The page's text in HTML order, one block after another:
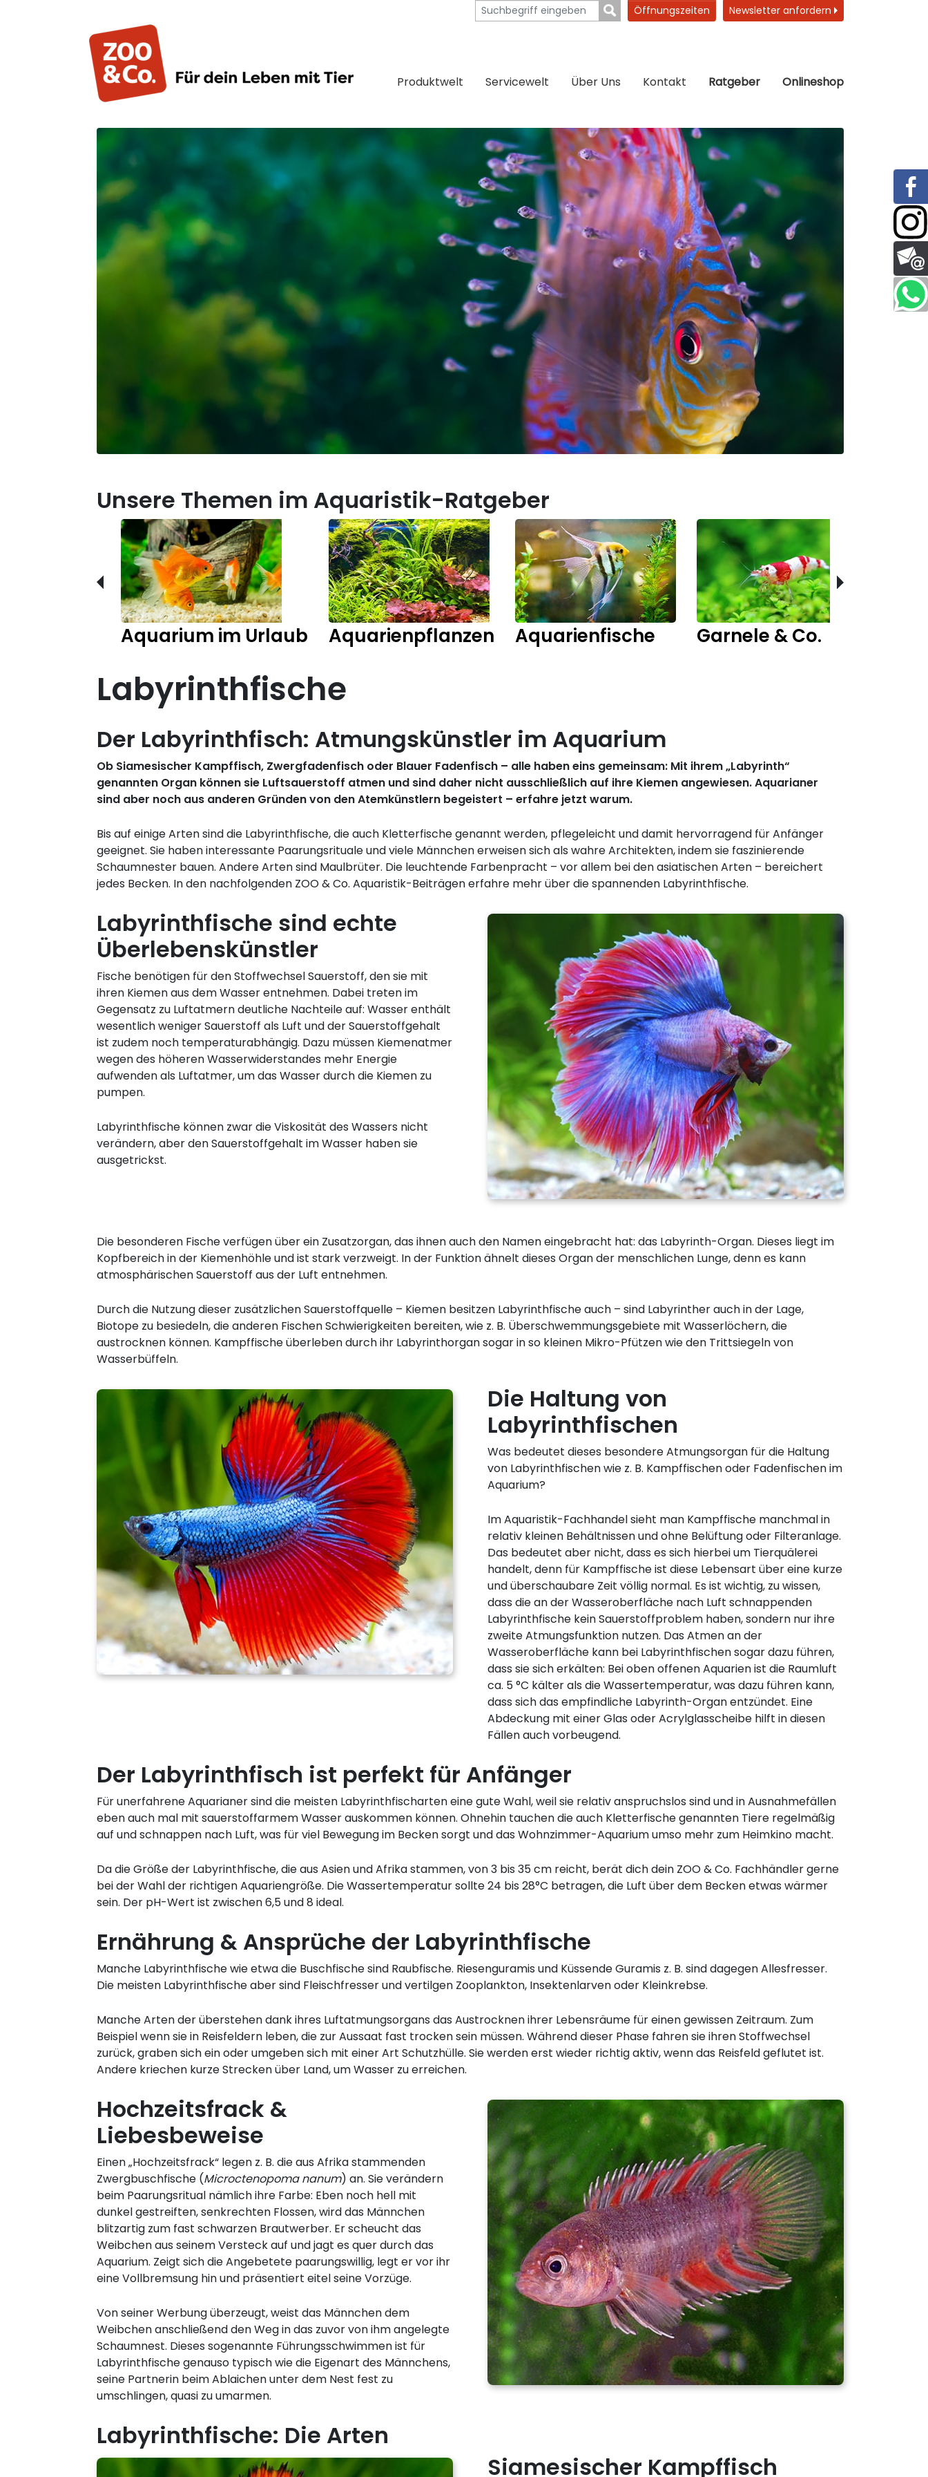
Öffnungszeiten Newsletter anfordern
Produktwelt Servicewelt Über Uns Kontakt Ratgeber Onlineshop
Unsere Themen im Aquaristik-Ratgeber
Aquarium im Urlaub Aquarienpflanzen Aquarienfische Garnele & Co.
Labyrinthfische
Der Labyrinthfisch: Atmungskünstler im Aquarium
Ob Siamesischer Kampffisch, Zwergfadenfisch oder Blauer Fadenfisch – alle haben eins gemeinsam: Mit ihrem „Labyrinth“
genannten Organ können sie Luftsauerstoff atmen und sind daher nicht ausschließlich auf ihre Kiemen angewiesen. Aquarianer
sind aber noch aus anderen Gründen von den Atemkünstlern begeistert – erfahre jetzt warum.
Bis auf einige Arten sind die Labyrinthfische, die auch Kletterfische genannt werden, pflegeleicht und damit hervorragend für Anfänger
geeignet. Sie haben interessante Paarungsrituale und viele Männchen erweisen sich als wahre Architekten, indem sie faszinierende
Schaumnester bauen. Andere Arten sind Maulbrüter. Die leuchtende Farbenpracht – vor allem bei den asiatischen Arten – bereichert
jedes Becken. In den nachfolgenden ZOO & Co. Aquaristik-Beiträgen erfahre mehr über die spannenden Labyrinthfische.
Labyrinthfische sind echte
Überlebenskünstler
Fische benötigen für den Stoffwechsel Sauerstoff, den sie mit
ihren Kiemen aus dem Wasser entnehmen. Dabei treten im
Gegensatz zu Luftatmern deutliche Nachteile auf: Wasser enthält
wesentlich weniger Sauerstoff als Luft und der Sauerstoffgehalt
ist zudem noch temperaturabhängig. Dazu müssen Kiemenatmer
wegen des höheren Wasserwiderstandes mehr Energie
aufwenden als Luftatmer, um das Wasser durch die Kiemen zu
pumpen.
Labyrinthfische können zwar die Viskosität des Wassers nicht
verändern, aber den Sauerstoffgehalt im Wasser haben sie
ausgetrickst.
Die besonderen Fische verfügen über ein Zusatzorgan, das ihnen auch den Namen eingebracht hat: das Labyrinth-Organ. Dieses liegt im
Kopfbereich in der Kiemenhöhle und ist stark verzweigt. In der Funktion ähnelt dieses Organ der menschlichen Lunge, denn es kann
atmosphärischen Sauerstoff aus der Luft entnehmen.
Durch die Nutzung dieser zusätzlichen Sauerstoffquelle – Kiemen besitzen Labyrinthfische auch – sind Labyrinther auch in der Lage,
Biotope zu besiedeln, die anderen Fischen Schwierigkeiten bereiten, wie z. B. Überschwemmungsgebiete mit Wasserlöchern, die
austrocknen können. Kampffische überleben durch ihr Labyrinthorgan sogar in so kleinen Mikro-Pfützen wie den Trittsiegeln von
Wasserbüffeln.
Die Haltung von
Labyrinthfischen
Was bedeutet dieses besondere Atmungsorgan für die Haltung
von Labyrinthfischen wie z. B. Kampffischen oder Fadenfischen im
Aquarium?
Im Aquaristik-Fachhandel sieht man Kampffische manchmal in
relativ kleinen Behältnissen und ohne Belüftung oder Filteranlage.
Das bedeutet aber nicht, dass es sich hierbei um Tierquälerei
handelt, denn für Kampffische ist diese Lebensart über eine kurze
und überschaubare Zeit völlig normal. Es ist wichtig, zu wissen,
dass die an der Wasseroberfläche nach Luft schnappenden
Labyrinthfische kein Sauerstoffproblem haben, sondern nur ihre
zweite Atmungsfunktion nutzen. Das Atmen an der
Wasseroberfläche kann bei Labyrinthfischen sogar dazu führen,
dass sie sich erkälten: Bei oben offenen Aquarien ist die Raumluft
ca. 5 °C kälter als die Wassertemperatur, was dazu führen kann,
dass sich das empfindliche Labyrinth-Organ entzündet. Eine
Abdeckung mit einer Glas oder Acrylglasscheibe hilft in diesen
Fällen auch vorbeugend.
Der Labyrinthfisch ist perfekt für Anfänger
Für unerfahrene Aquarianer sind die meisten Labyrinthfischarten eine gute Wahl, weil sie relativ anspruchslos sind und in Ausnahmefällen
eben auch mal mit sauerstoffarmem Wasser auskommen können. Ohnehin tauchen die auch Kletterfische genannten Tiere regelmäßig
auf und schnappen nach Luft, was für viel Bewegung im Becken sorgt und das Wohnzimmer-Aquarium umso mehr zum Heimkino macht.
Da die Größe der Labyrinthfische, die aus Asien und Afrika stammen, von 3 bis 35 cm reicht, berät dich dein ZOO & Co. Fachhändler gerne
bei der Wahl der richtigen Aquariengröße. Die Wassertemperatur sollte 24 bis 28°C betragen, die Luft über dem Becken etwas wärmer
sein. Der pH-Wert ist zwischen 6,5 und 8 ideal.
Ernährung & Ansprüche der Labyrinthfische
Manche Labyrinthfische wie etwa die Buschfische sind Raubfische. Riesenguramis und Küssende Guramis z. B. sind dagegen Allesfresser.
Die meisten Labyrinthfische aber sind Fleischfresser und vertilgen Zooplankton, Insektenlarven oder Kleinkrebse.
Manche Arten der überstehen dank ihres Luftatmungsorgans das Austrocknen ihrer Lebensräume für einen gewissen Zeitraum. Zum
Beispiel wenn sie in Reisfeldern leben, die zur Aussaat fast trocken sein müssen. Während dieser Phase fahren sie ihren Stoffwechsel
zurück, graben sich ein oder umgeben sich mit einer Art Schutzhülle. Sie werden erst wieder richtig aktiv, wenn das Reisfeld geflutet ist.
Andere kriechen kurze Strecken über Land, um Wasser zu erreichen.
Hochzeitsfrack &
Liebesbeweise
Einen „Hochzeitsfrack“ legen z. B. die aus Afrika stammenden
Zwergbuschfische (Microctenopoma nanum) an. Sie verändern
beim Paarungsritual nämlich ihre Farbe: Eben noch hell mit
dunkel gestreiften, senkrechten Flossen, wird das Männchen
blitzartig zum fast schwarzen Brautwerber. Er scheucht das
Weibchen aus seinem Versteck auf und jagt es quer durch das
Aquarium. Zeigt sich die Angebetete paarungswillig, legt er vor ihr
eine Vollbremsung hin und präsentiert eitel seine Vorzüge.
Von seiner Werbung überzeugt, weist das Männchen dem
Weibchen anschließend den Weg in das zuvor von ihm angelegte
Schaumnest. Dieses sogenannte Führungsschwimmen ist für
Labyrinthfische genauso typisch wie die Eigenart des Männchens,
seine Partnerin beim Ablaichen unter dem Nest fest zu
umschlingen, quasi zu umarmen.
Labyrinthfische: Die Arten
Siamesischer Kampffisch